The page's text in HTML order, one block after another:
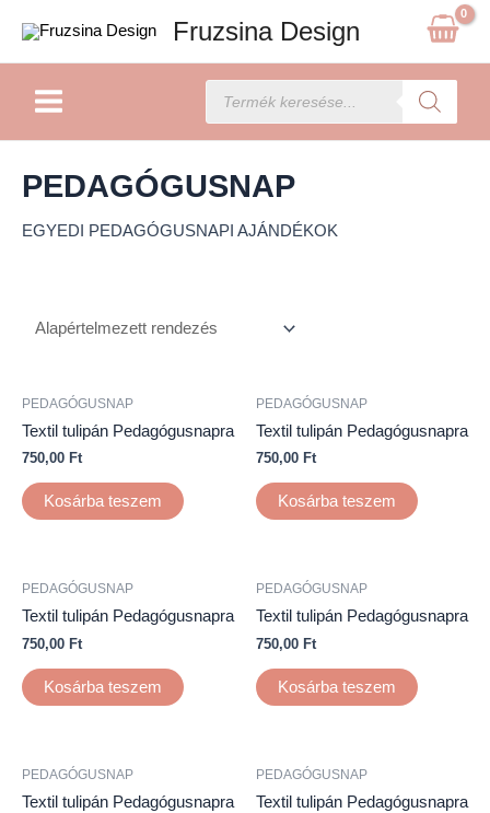
content
Fruzsina Design
Products
search
PEDAGÓGUSNAP
EGYEDI PEDAGÓGUSNAPI AJÁNDÉKOK
PEDAGÓGUSNAP
Textil tulipán Pedagógusnapra
750,00 Ft
Kosárba teszem
PEDAGÓGUSNAP
Textil tulipán Pedagógusnapra
750,00 Ft
Kosárba teszem
PEDAGÓGUSNAP
Textil tulipán Pedagógusnapra
750,00 Ft
Kosárba teszem
PEDAGÓGUSNAP
Textil tulipán Pedagógusnapra
750,00 Ft
Kosárba teszem
PEDAGÓGUSNAP
Textil tulipán Pedagógusnapra
PEDAGÓGUSNAP
Textil tulipán Pedagógusnapra